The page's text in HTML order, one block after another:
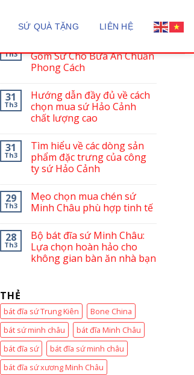
SỨ QUÀ TẶNG LIÊN HỆ
BÀI VIẾT MỚI
Th3
Gốm Sứ Cho Bữa Ăn Chuẩn
Phong Cách
31
Th3
Hướng dẫn đầy đủ về cách
chọn mua sứ Hảo Cảnh
chất lượng cao
31
Th3
Tìm hiểu về các dòng sản
phẩm đặc trưng của công
ty sứ Hảo Cảnh
29
Th3
Mẹo chọn mua chén sứ
Minh Châu phù hợp tinh tế
28
Th3
Bộ bát đĩa sứ Minh Châu:
Lựa chọn hoàn hảo cho
không gian bàn ăn nhà bạn
THẺ
bát đĩa sứ Trung Kiên
Bone China
bát sứ minh châu
bát đĩa Minh Châu
bát đĩa sứ
bát đĩa sứ minh châu
bát đĩa sứ xương Minh Châu